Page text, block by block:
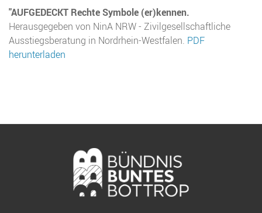
"AUFGEDECKT Rechte Symbole (er)kennen.
Herausgegeben von NinA NRW - Zivilgesellschaftliche
Ausstiegsberatung in Nordrhein-Westfalen. PDF
herunterladen